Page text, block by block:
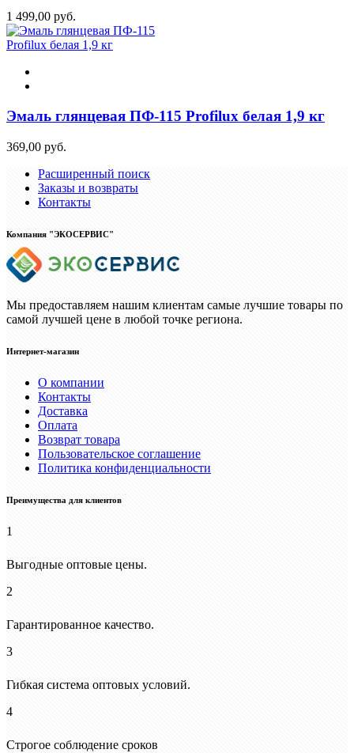
1 499,00 руб.
Эмаль глянцевая ПФ-115 Profilux белая 1,9 кг
369,00 руб.
Расширенный поиск
Заказы и возвраты
Контакты
Компания "ЭКОСЕРВИС"
Мы предоставляем нашим клиентам самые лучшие товары по
самой лучшей цене в любой точке региона.
Интернет-магазин
О компании
Контакты
Доставка
Оплата
Возврат товара
Пользовательское соглашение
Политика конфиденциальности
Преимущества для клиентов
1
Выгодные оптовые цены.
2
Гарантированное качество.
3
Гибкая система оптовых условий.
4
Строгое соблюдение сроков